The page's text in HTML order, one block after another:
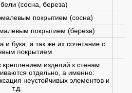
(сосна, береза)
покрытием (сосна)
покрытием (береза)
и бука, а так же их сочетание с
покрытием
изделий к стенам
отдельно, а именно:
неустойчивых элементов и
т.д.